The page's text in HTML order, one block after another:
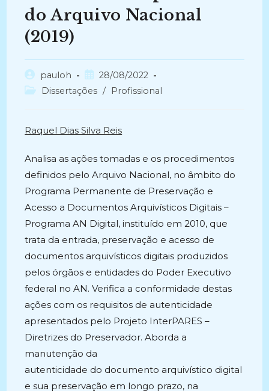
do Arquivo Nacional
(2019)
Autor
do
pauloh
Post
publicado:
28/08/2022
Categoria
Dissertações / Profissional
Raquel Dias Silva Reis
Analisa as ações tomadas e os procedimentos
definidos pelo Arquivo Nacional, no âmbito do
Programa Permanente de Preservação e
Acesso a Documentos Arquivísticos Digitais –
Programa AN Digital, instituído em 2010, que
trata da entrada, preservação e acesso de
documentos arquivísticos digitais produzidos
pelos órgãos e entidades do Poder Executivo
federal no AN. Verifica a conformidade destas
ações com os requisitos de autenticidade
apresentados pelo Projeto InterPARES –
Diretrizes do Preservador. Aborda a
manutenção da
autenticidade do documento arquivístico digital
e sua preservação em longo prazo, na